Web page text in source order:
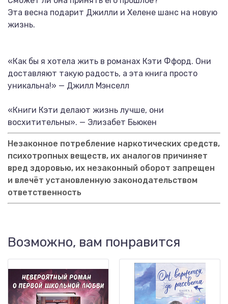
Эта весна подарит Джилли и Хелене шанс на новую
жизнь.
«Как бы я хотела жить в романах Кэти Ффорд. Они
доставляют такую радость, а эта книга просто
уникальна!» — Джилл Мэнселл
«Книги Кэти делают жизнь лучше, они
восхитительны». — Элизабет Бьюкен
Незаконное потребление наркотических средств,
психотропных веществ, их аналогов причиняет
вред здоровью, их незаконный оборот запрещен
и влечёт установленную законодательством
ответственность
Возможно, вам понравится